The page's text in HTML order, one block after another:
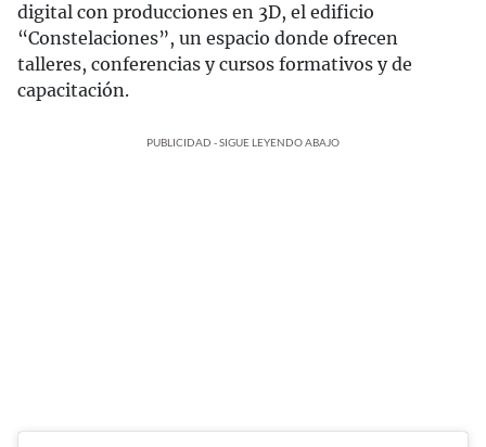
digital con producciones en 3D, el edificio
“Constelaciones”, un espacio donde ofrecen
talleres, conferencias y cursos formativos y de
capacitación.
PUBLICIDAD - SIGUE LEYENDO ABAJO